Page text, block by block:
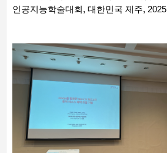
인공지능학술대회, 대한민국 제주,